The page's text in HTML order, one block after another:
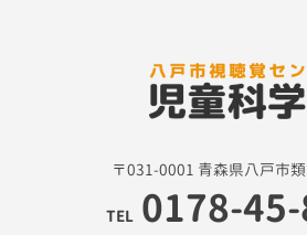
〒031-0001 青森県八戸市
TEL 0178-